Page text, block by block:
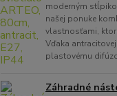
moderným
našej ponuke
vlastnosťami,
Vďaka
plastovému
Záhradné